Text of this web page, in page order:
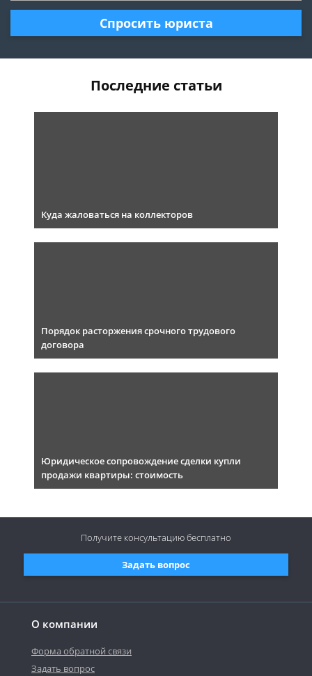
Спросить юриста
Последние статьи
Куда жаловаться на коллекторов
Порядок расторжения срочного трудового
договора
Юридическое сопровождение сделки купли
продажи квартиры: стоимость
О компании
Форма обратной связи
Задать вопрос
Задать вопрос
Получите консультациюбесплатно